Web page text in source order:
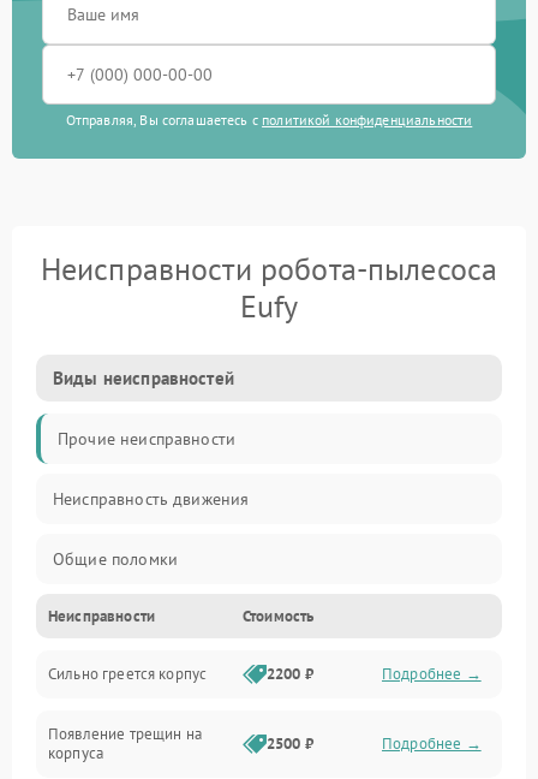
Отправляя, Вы соглашаетесь с политикой конфиденциальности
Неисправности робота-пылесоса
Eufy
Виды неисправностей
Прочие неисправности
Неисправность движения
Общие поломки
Неисправность датчиков
Неисправность программного обеспечения
Проблемы с сигналом
Неисправности Стоимость
Сильно греется корпус 2200 ₽ Подробнее →
Появление трещин на
корпуса
2500 ₽ Подробнее →